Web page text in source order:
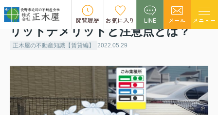
閲覧履歴 お気に入り LINE メール メニュー
24時間ゴミ出しできる賃貸物件のメ
リットデメリットと注意点とは？
正木屋の不動産知識【賃貸編】 2022.05.29